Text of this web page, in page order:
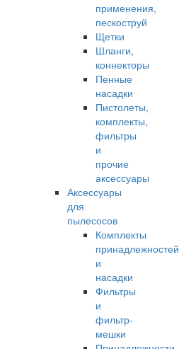
применения,
пескоструй
Щетки
Шланги,
коннекторы
Пенные
насадки
Пистолеты,
комплекты,
фильтры
и
прочие
аксессуары
Аксессуары
для
пылесосов
Комплекты
принадлежностей
и
насадки
Фильтры
и
фильтр-
мешки